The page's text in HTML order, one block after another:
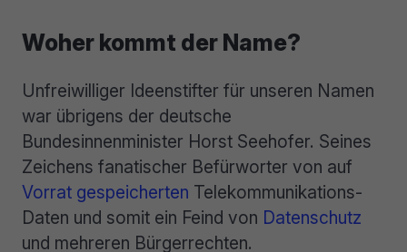
Woher kommt der Name?
Unfreiwilliger Ideenstifter für unseren Namen
war übrigens der deutsche
Bundesinnenminister Horst Seehofer. Seines
Zeichens fanatischer Befürworter von auf
Vorrat gespeicherten Telekommunikations-
Daten und somit ein Feind von Datenschutz
und mehreren Bürgerrechten.